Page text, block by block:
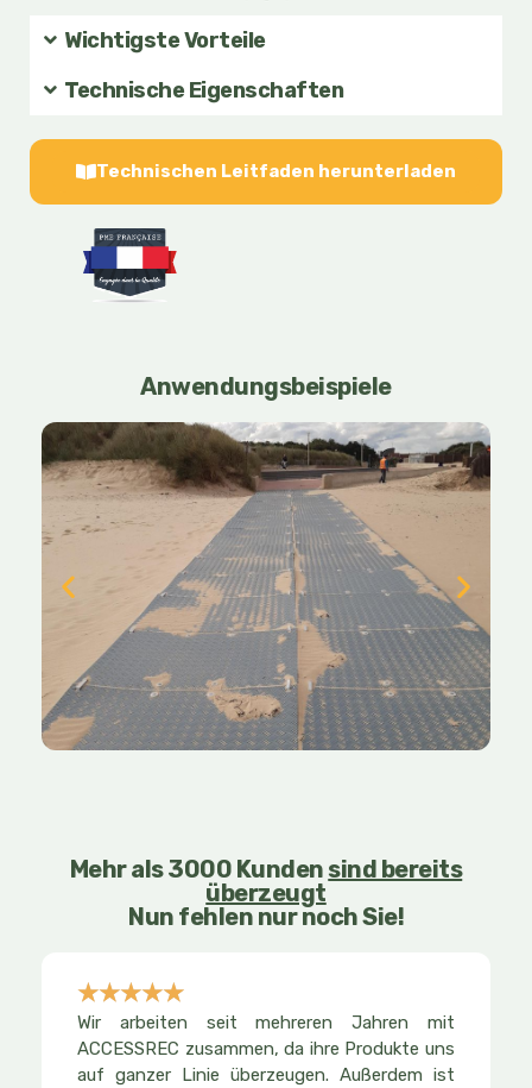
Wichtigste Vorteile
Technische Eigenschaften
Technischen Leitfaden herunterladen
Anwendungsbeispiele
Mehr als 3000 Kunden sind bereits
überzeugt
Nun fehlen nur noch Sie!
☆☆☆☆☆
mit
5
Wir arbeiten seit mehreren Jahren mit
ACCESSREC zusammen, da ihre Produkte uns
auf ganzer Linie überzeugen. Außerdem ist